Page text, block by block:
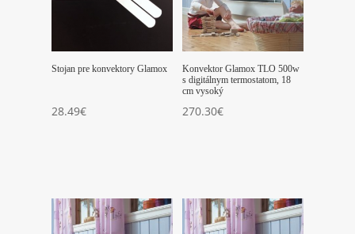
Stojan pre konvektory Glamox
28.49€
Konvektor Glamox TLO 500w
s digitálnym termostatom, 18
cm vysoký
270.30€